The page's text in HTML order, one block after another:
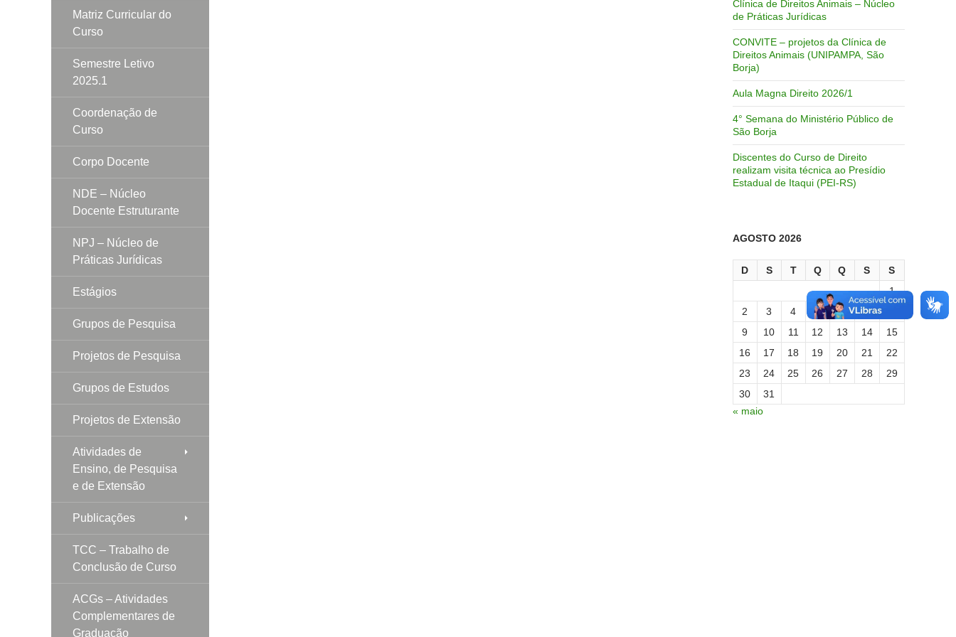
Clínica de Direitos Animais – Núcleo
de Práticas Jurídicas
CONVITE – projetos da Clínica de
Direitos Animais (UNIPAMPA, São
Borja)
Aula Magna Direito 2026/1
4° Semana do Ministério Público de
São Borja
Discentes do Curso de Direito
realizam visita técnica ao Presídio
Estadual de Itaqui (PEI-RS)
AGOSTO 2026
D S T Q Q S
S
1
2
3 4 5 6 7
9
10 11 12 13 14
15
16
17 18 19 20 21
22
23
24 25 26 27 28
29
30
31
« maio
Matriz Curricular do
Curso
Semestre Letivo
2025.1
Coordenação de
Curso
Corpo Docente
NDE – Núcleo
Docente Estruturante
NPJ – Núcleo de
Práticas Jurídicas
Estágios
Grupos de Pesquisa
Projetos de Pesquisa
Grupos de Estudos
Projetos de Extensão
Atividades de
Ensino, de Pesquisa
e de Extensão
Publicações
TCC – Trabalho de
Conclusão de Curso
ACGs – Atividades
Complementares de
Graduação